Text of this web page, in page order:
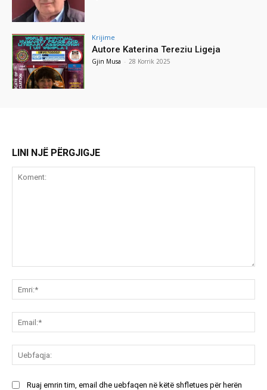
Krijime
Autore Katerina Tereziu Ligeja
Gjin Musa - 28 Korrik 2025
LINI NJË PËRGJIGJE
Ruaj emrin tim, email dhe uebfaqen në këtë shfletues për herën